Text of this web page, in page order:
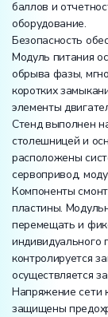
баллов и
оборудование.
Безопасность
Модуль питания
обрыва фазы,
коротких
элементы
Стенд выполнен
столешницей и
расположены
сервопривод,
Компоненты
пластины.
перемещать и
индивидуального
контролируется
осуществляется
Напряжение сети
защищены